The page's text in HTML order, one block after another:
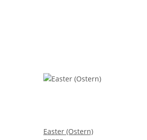
Easter (Ostern)